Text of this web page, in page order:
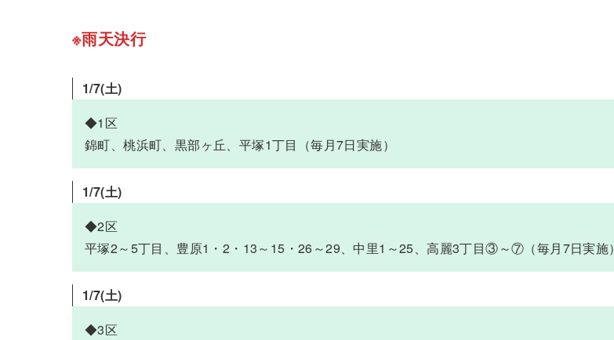
※雨天決行
1/7(土)
◆1区
錦町、桃浜町、黒部ヶ丘、平塚1丁目（毎月7日実施）
1/7(土)
◆2区
平塚2～5丁目、豊原1・2・13～15・26～29、中里1～25、高麗3丁目③～⑦（毎月7日実施）
1/7(土)
◆3区